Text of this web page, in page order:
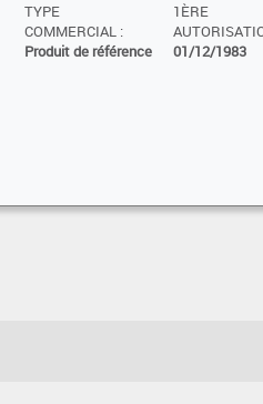
TYPE
COMMERCIAL :
Produit de référence
1ÈRE
01/12/1983